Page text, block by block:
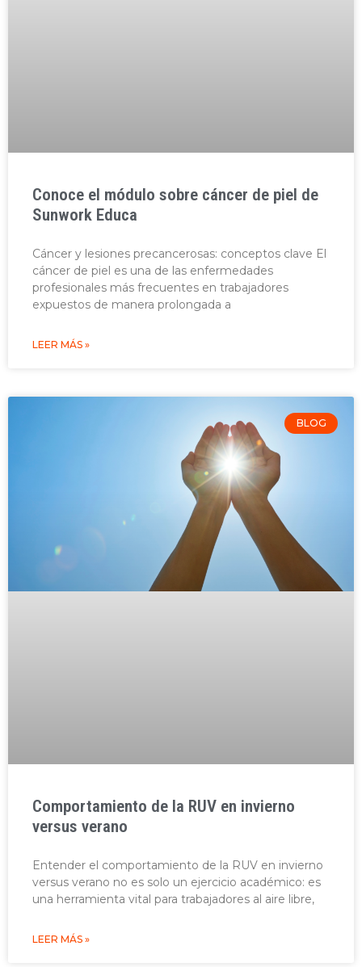
Conoce el módulo sobre cáncer de piel de
Sunwork Educa
Cáncer y lesiones precancerosas: conceptos clave El
cáncer de piel es una de las enfermedades
profesionales más frecuentes en trabajadores
expuestos de manera prolongada a
LEER MÁS »
BLOG
Comportamiento de la RUV en invierno
versus verano
Entender el comportamiento de la RUV en invierno
versus verano no es solo un ejercicio académico: es
una herramienta vital para trabajadores al aire libre,
LEER MÁS »